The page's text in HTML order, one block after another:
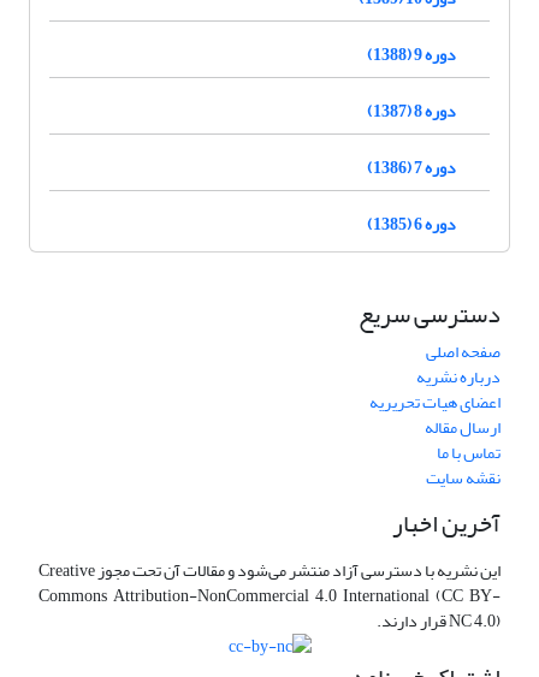
دوره 9 (1388)
دوره 8 (1387)
دوره 7 (1386)
دوره 6 (1385)
دسترسی سریع
صفحه اصلی
درباره نشریه
اعضای هیات تحریریه
ارسال مقاله
تماس با ما
نقشه سایت
آخرین اخبار
این نشریه با دسترسی آزاد منتشر می‌شود و مقالات آن تحت مجوز Creative
Commons Attribution-NonCommercial 4.0 International (CC BY-
NC 4.0) قرار دارند.